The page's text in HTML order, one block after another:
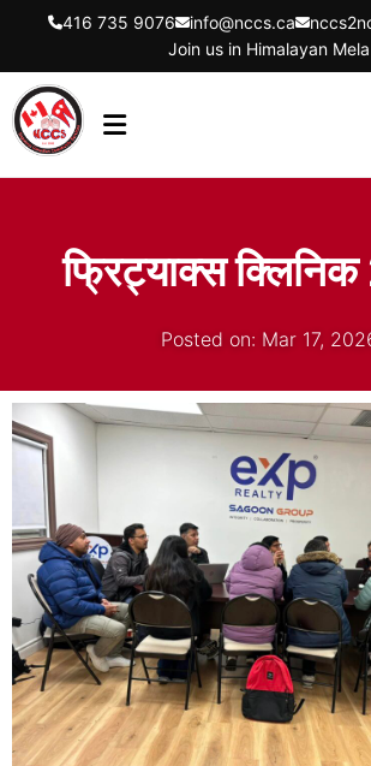
416 735 9076 info@nccs.ca
Join us in Himalayan Mela
ABOUT US
DIRECTORS
GET INVOLVED
CONTACT US
FLYER
फ्रिट्याक्स
Posted on: Mar 17,